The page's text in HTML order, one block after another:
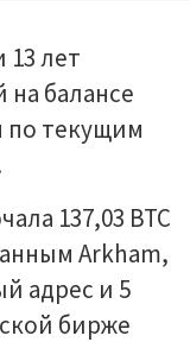
13 лет
балансе
​​по текущим
137,03 BTC
Arkham,
адрес и 5
бирже